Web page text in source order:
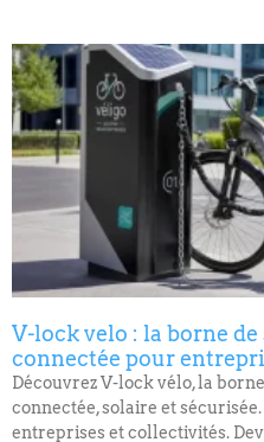
V-lock velo : la borne
connectée pour
Découvrez V-lock vélo, la
connectée, solaire et
entreprises et collectivités.